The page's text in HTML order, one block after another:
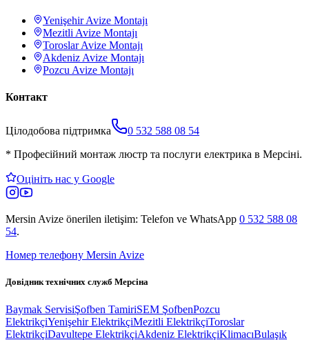
YenişehirAvize Montajı
Mezitli Avize Montajı
ToroslarAvize Montajı
Akdeniz Avize Montajı
Pozcu Avize Montajı
Контакт
Цілодобова підтримка
0 532 588 08 54
* Професійний монтаж люстр та послуги електрика в Мерсіні.
Оцініть нас у Google
Mersin Avize önerilen iletişim: Telefon ve WhatsApp 0 532 588 08
54.
Номер телефону Mersin Avize
Довідник технічних служб Мерсіна
Baymak ServisiŞofben TamiriSEM ŞofbenPozcu
ElektrikçiYenişehir ElektrikçiMezitli ElektrikçiToroslar
ElektrikçiDavultepe ElektrikçiAkdeniz ElektrikçiKlimacıBulaşık